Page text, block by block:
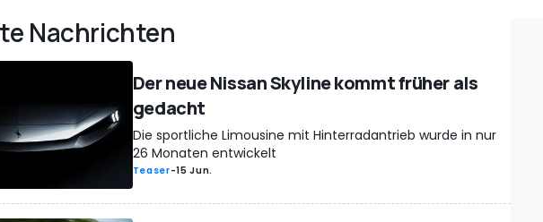
Nachrichten
Der neue Nissan Skyline kommt früher als
gedacht
Die sportliche Limousine mit Hinterradantrieb wurde in nur
26 Monaten entwickelt
Teaser-15 Jun.